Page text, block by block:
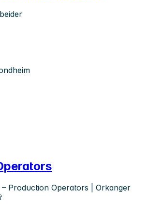
Production Operators | Orkanger